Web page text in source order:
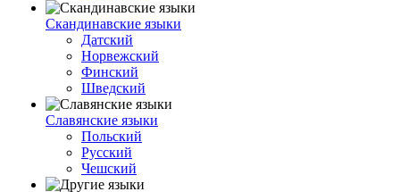
Скандинавские языки
Датский
Норвежский
Финский
Шведский
Славянские языки
Польский
Русский
Чешский